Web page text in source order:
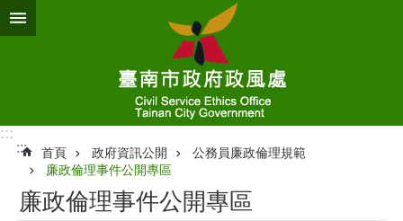
跳到主要內容區塊
:::
:::
首頁 政府資訊公開
公務員廉政倫理規範
廉政倫理事件公開專區
廉政倫理事件公開專區